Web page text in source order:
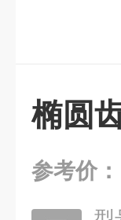
椭圆
参考价：